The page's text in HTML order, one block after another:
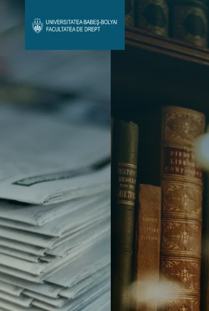
Avizier Studenți Admitere
Contact